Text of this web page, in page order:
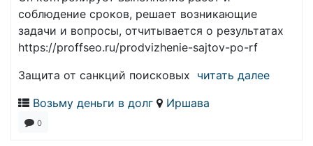
соблюдение сроков, решает возникающие
задачи и вопросы, отчитывается о результатах
https://proffseo.ru/prodvizhenie-sajtov-po-rf
Защита от санкций поисковых читать далее
Возьму деньги в долг
Иршава
0